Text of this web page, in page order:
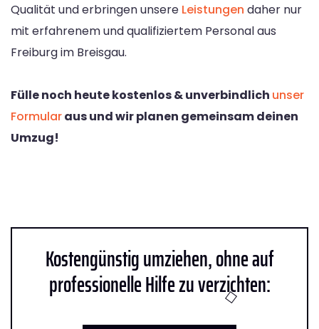
Qualität und erbringen unsere Leistungen daher nur
mit erfahrenem und qualifiziertem Personal aus
Freiburg im Breisgau.
Fülle noch heute kostenlos & unverbindlich unser
Formularaus und wir planen gemeinsam deinen
Umzug!
Kostengünstig umziehen, ohne auf
professionelle Hilfe zu verzichten: